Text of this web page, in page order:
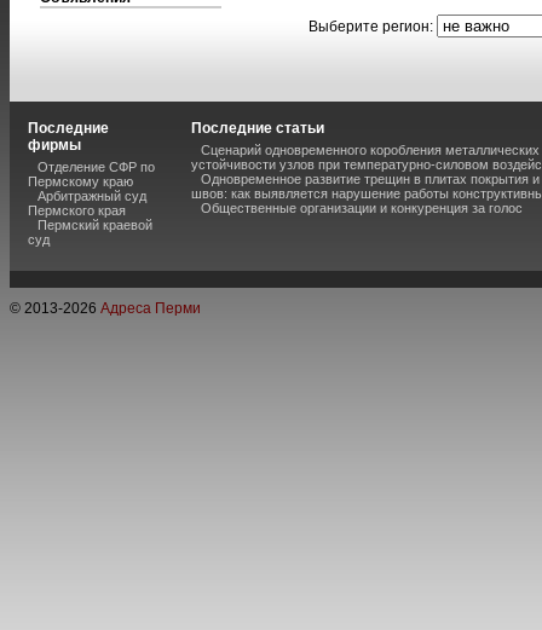
Выберите регион:
Последние
фирмы
Отделение СФР по
Пермскому краю
Арбитражный суд
Пермского края
Пермский краевой
суд
Последние статьи
Сценарий одновременного коробления
устойчивости узлов при температурно-силовом
Одновременное развитие трещин в плитах покрытия
швов: как выявляется нарушение работы
Общественные организации и конкуренция за голос
© 2013-2026 Адреса Перми